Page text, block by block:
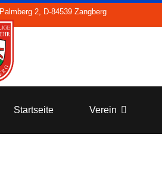
Palmberg 2, D-84539 Zangberg
Startseite Verein